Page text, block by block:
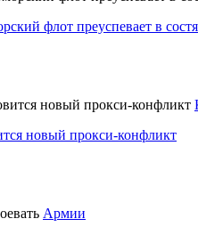
флот преуспевает в
новый прокси-конфликт
Армии